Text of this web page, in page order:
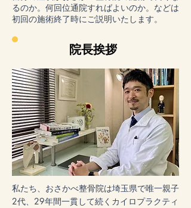
るのか。何回位通院すればよいのか。などは
初回の施術終了時にご説明いたします。
​院長挨拶
私たち、おさかべ整骨院は埼玉県で唯一親子
2代、29年間一貫して続くカイロプラクティ